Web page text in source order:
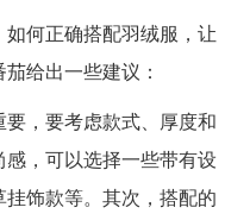
何正确搭配羽绒服，让
给出一些建议：
，要考虑款式、厚度和
，可以选择一些带有设
饰款等。其次，搭配的